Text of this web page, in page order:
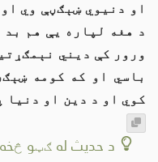
او دنیوي ښېګڼې وي
د هغه لپاره یې هم
ورور کې دیني
باسي او که کومه
کوي او د دین او دنیا
د حديث له ګټو څخه